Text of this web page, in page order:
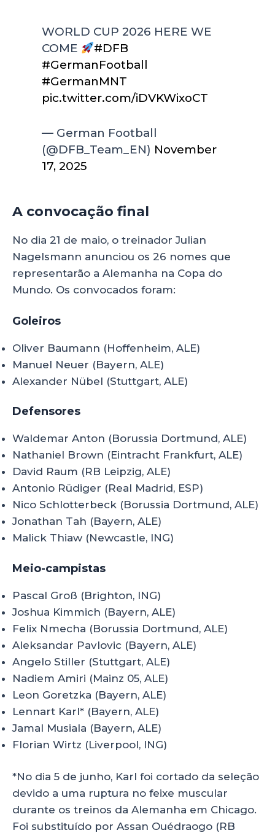
WORLD CUP 2026 HERE WE
COME
#DFB
#GermanFootball
#GermanMNT
pic.twitter.com/iDVKWixoCT
— German Football
(@DFB_Team_EN) November
17, 2025
A convocação final
No dia 21 de maio, o treinador Julian
Nagelsmann anunciou os 26 nomes que
representarão a Alemanha na Copa do
Mundo. Os convocados foram:
Goleiros
Oliver Baumann (Hoffenheim, ALE)
Manuel Neuer (Bayern, ALE)
Alexander Nübel (Stuttgart, ALE)
Defensores
Waldemar Anton (Borussia Dortmund, ALE)
Nathaniel Brown (Eintracht Frankfurt, ALE)
David Raum (RB Leipzig, ALE)
Antonio Rüdiger (Real Madrid, ESP)
Nico Schlotterbeck (Borussia Dortmund, ALE)
Jonathan Tah (Bayern, ALE)
Malick Thiaw (Newcastle, ING)
Meio-campistas
Pascal Groß (Brighton, ING)
Joshua Kimmich (Bayern, ALE)
Felix Nmecha (Borussia Dortmund, ALE)
Aleksandar Pavlovic (Bayern, ALE)
Angelo Stiller (Stuttgart, ALE)
Nadiem Amiri (Mainz 05, ALE)
Leon Goretzka (Bayern, ALE)
Lennart Karl* (Bayern, ALE)
Jamal Musiala (Bayern, ALE)
Florian Wirtz (Liverpool, ING)
*No dia 5 de junho, Karl foi cortado da seleção
devido a uma ruptura no feixe muscular
durante os treinos da Alemanha em Chicago.
Foi substituído por Assan Ouédraogo (RB